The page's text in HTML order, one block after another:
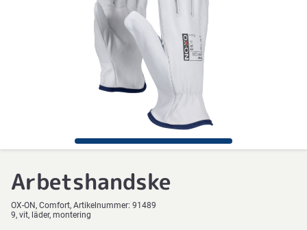
Arbetshandske
OX-ON Comfort Artikelnummer: 91489
9, vit, läder, montering